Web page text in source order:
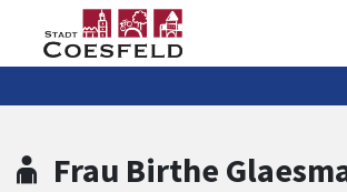
Zum Header
Zum Hauptinhalt
Zum Footer
Zum Hauptinhalt springen
Frau Birthe